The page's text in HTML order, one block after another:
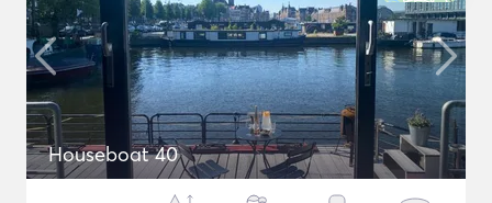
Houseboat 40